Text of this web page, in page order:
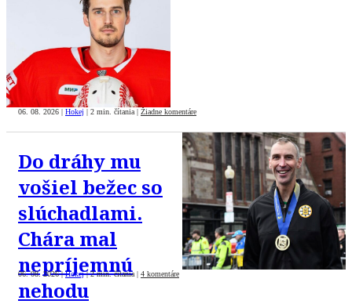
06. 08. 2026 | Hokej | 2 min. čítania | Žiadne komentáre
Do dráhy mu
vošiel bežec so
slúchadlami.
Chára mal
nepríjemnú
nehodu
06. 08. 2026| Hokej |2 min. čítania | 4 komentáre